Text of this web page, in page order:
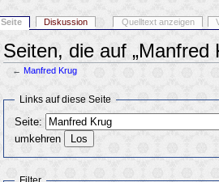
Seiten, die auf „Manfred
← Manfred Krug
Links auf diese Seite
Seite:
umkehren
Seite Diskussion Quelltext anzeigen